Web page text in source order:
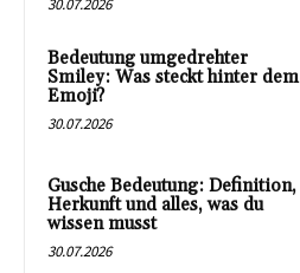
30.07.2026
Bedeutung umgedrehter
Smiley: Was steckt hinter dem
Emoji?
30.07.2026
Gusche Bedeutung: Definition,
Herkunft und alles, was du
wissen musst
30.07.2026